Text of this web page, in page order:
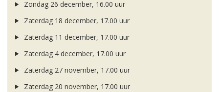
Zondag 26 december, 16.00 uur
Zaterdag 18 december, 17.00 uur
Zaterdag 11 december, 17.00 uur
Zaterdag 4 december, 17.00 uur
Zaterdag 27 november, 17.00 uur
Zaterdag 20 november, 17.00 uur